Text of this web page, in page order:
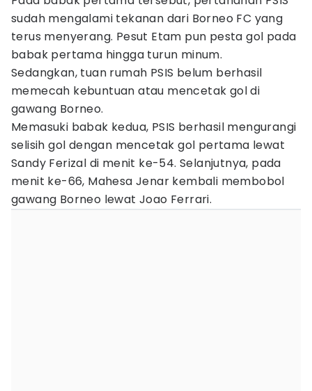
sudah mengalami tekanan dari Borneo FC yang
terus menyerang. Pesut Etam pun pesta gol pada
babak pertama hingga turun minum.
Sedangkan, tuan rumah PSIS belum berhasil
memecah kebuntuan atau mencetak gol di
gawang Borneo.
Memasuki babak kedua, PSIS berhasil mengurangi
selisih gol dengan mencetak gol pertama lewat
Sandy Ferizal di menit ke-54. Selanjutnya, pada
menit ke-66, Mahesa Jenar kembali membobol
gawang Borneo lewat Joao Ferrari.